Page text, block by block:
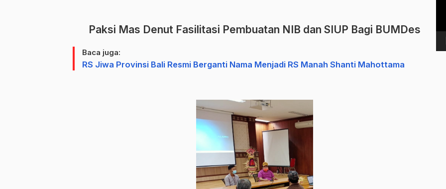
Paksi Mas Denut Fasilitasi Pembuatan NIB dan SIUP Bagi BUMDes
Baca juga:
RS Jiwa Provinsi Bali Resmi Berganti Nama Menjadi RS Manah Shanti Mahottama